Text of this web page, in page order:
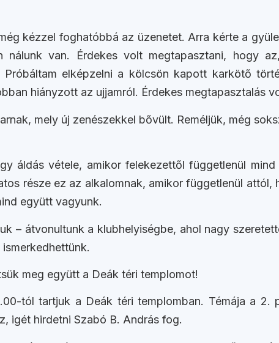
kézzel foghatóbbá az üzenetet. Arra kérte a
van. Érdekes volt megtapasztani, hogy
elképzelni a kölcsön kapott karkötő
hiányzott az ujjamról. Érdekes megtapasztalás
mely új zenészekkel bővült. Reméljük, még
áldás vétele, amikor felekezettől függetlenül
része ez az alkalomnak, amikor függetlenül attól,
együtt vagyunk.
– átvonultunk a klubhelyiségbe, ahol nagy
meg együtt a Deák téri templomot!
tól tartjuk a Deák téri templomban. Témája a 2.
igét hirdetni Szabó B. András fog.